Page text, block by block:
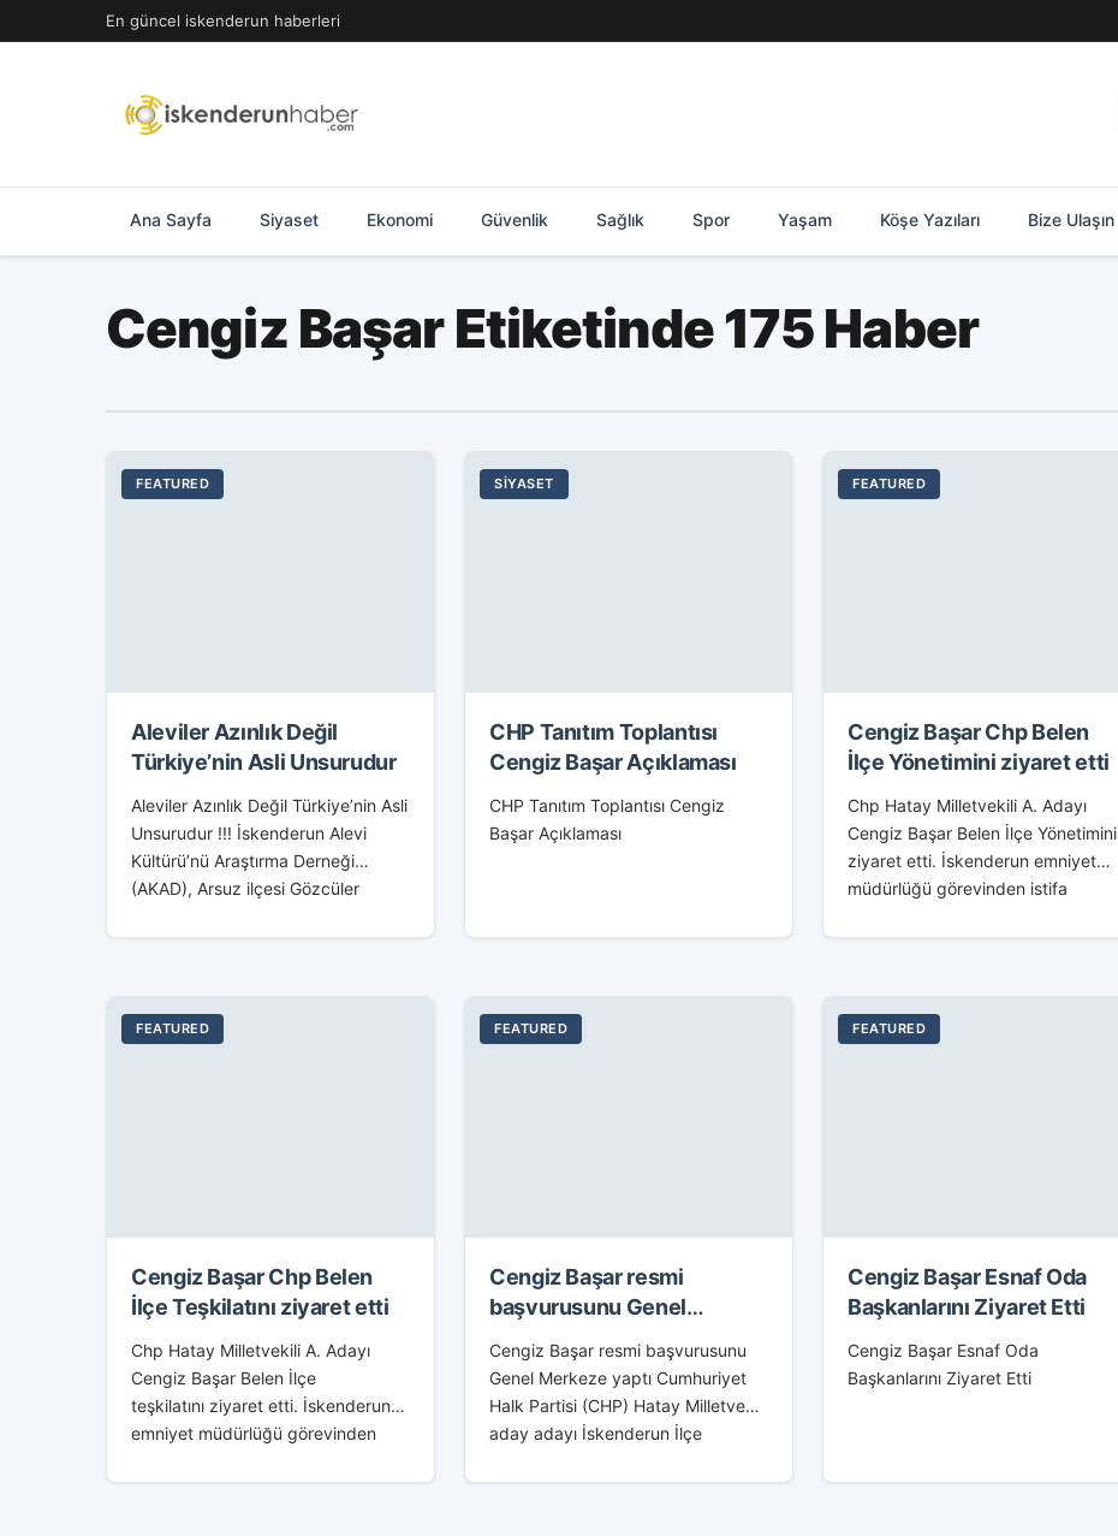
geç
En güncel iskenderun haberleri
Ana Sayfa Siyaset Ekonomi Güvenlik Sağlık Spor Yaşam Köşe Yazıları Bize Ulaşın
Cengiz Başar Etiketinde 175 Haber
FEATURED
Aleviler Azınlık Değil
Türkiye’nin Asli Unsurudur
Aleviler Azınlık Değil Türkiye’nin Asli
Unsurudur !!! İskenderun Alevi
Kültürü’nü Araştırma Derneği
(AKAD), Arsuz ilçesi Gözcüler
Park Sosyal Tesisleri’nde
SIYASET
CHP Tanıtım Toplantısı
Cengiz Başar Açıklaması
CHP Tanıtım Toplantısı Cengiz
Başar Açıklaması
FEATURED
Cengiz Başar Chp Belen
İlçe Yönetimini ziyaret etti
Chp Hatay Milletvekili A. Adayı
Cengiz Başar Belen İlçe Yönetimini
ziyaret etti. İskenderun emniyet
müdürlüğü görevinden istifa
Cengiz Başar, Chp Belen Ailesini
FEATURED
Cengiz Başar Chp Belen
İlçe Teşkilatını ziyaret etti
Chp Hatay Milletvekili A. Adayı
Cengiz Başar Belen İlçe
teşkilatını ziyaret etti. İskenderun
emniyet müdürlüğü görevinden
açıklayan Cengiz Başar, Chp Belen
FEATURED
Cengiz Başar resmi
başvurusunu Genel
Cengiz Başar resmi başvurusunu
Genel Merkeze yaptı Cumhuriyet
Halk Partisi (CHP) Hatay Milletvekili
aday adayı İskenderun İlçe
CHP Genel Merkezine giderek
FEATURED
Cengiz Başar Esnaf Oda
Başkanlarını Ziyaret Etti
Cengiz Başar Esnaf Oda
Başkanlarını Ziyaret Etti